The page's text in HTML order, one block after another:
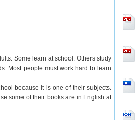
Some learn at school. Others study
Most people must work hard to learn
because it is one of their subjects.
some of their books are in English at